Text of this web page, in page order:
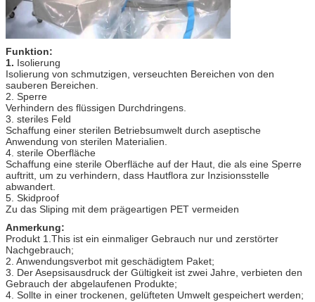
Funktion:
1. Isolierung
Isolierung von schmutzigen, verseuchten Bereichen von den
sauberen Bereichen.
2. Sperre
Verhindern des flüssigen Durchdringens.
3. steriles Feld
Schaffung einer sterilen Betriebsumwelt durch aseptische
Anwendung von sterilen Materialien.
4. sterile Oberfläche
Schaffung eine sterile Oberfläche auf der Haut, die als eine Sperre
auftritt, um zu verhindern, dass Hautflora zur Inzisionsstelle
abwandert.
5. Skidproof
Zu das Sliping mit dem prägeartigen PET vermeiden
Anmerkung:
Produkt 1.This ist ein einmaliger Gebrauch nur und zerstörter
Nachgebrauch;
2. Anwendungsverbot mit geschädigtem Paket;
3. Der Asepsisausdruck der Gültigkeit ist zwei Jahre, verbieten den
Gebrauch der abgelaufenen Produkte;
4. Sollte in einer trockenen, gelüfteten Umwelt gespeichert werden;